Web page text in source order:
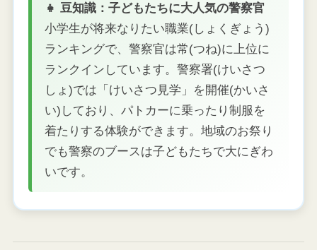
👧 豆知識：子どもたちに大人気の警察官
小学生が将来なりたい職業(しょくぎょう)
ランキングで、警察官は常(つね)に上位に
ランクインしています。警察署(けいさつ
しょ)では「けいさつ見学」を開催(かいさ
い)しており、パトカーに乗ったり制服を
着たりする体験ができます。地域のお祭り
でも警察のブースは子どもたちで大にぎわ
いです。